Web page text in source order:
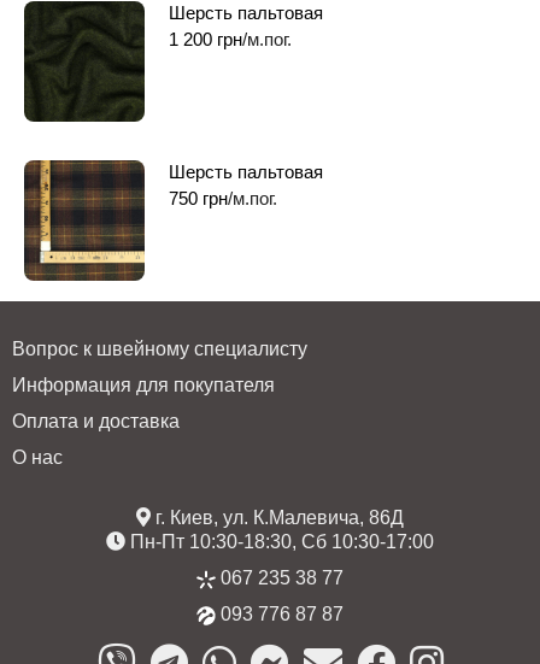
Шерсть пальтовая
1 200 грн/м.пог.
Шерсть пальтовая
750 грн/м.пог.
Вопрос к швейному специалисту
Информация для покупателя
Оплата и доставка
О нас
г. Киев, ул. К.Малевича, 86Д
Пн-Пт 10:30-18:30, Сб 10:30-17:00
067 235 38 77
093 776 87 87